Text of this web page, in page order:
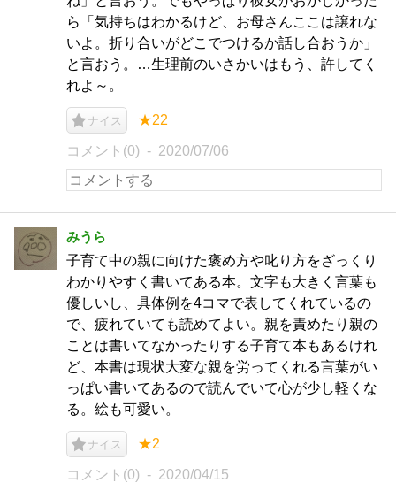
ら「気持ちはわかるけど、お母さんここは譲れな
いよ。折り合いがどこでつけるか話し合おうか」
と言おう。…生理前のいさかいはもう、許してく
れよ～。
ナイス ★22
コメント(0) 2020/07/06
みうら
子育て中の親に向けた褒め方や叱り方をざっくり
わかりやすく書いてある本。文字も大きく言葉も
優しいし、具体例を4コマで表してくれているの
で、疲れていても読めてよい。親を責めたり親の
ことは書いてなかったりする子育て本もあるけれ
ど、本書は現状大変な親を労ってくれる言葉がい
っぱい書いてあるので読んでいて心が少し軽くな
る。絵も可愛い。
ナイス ★2
コメント(0) 2020/04/15